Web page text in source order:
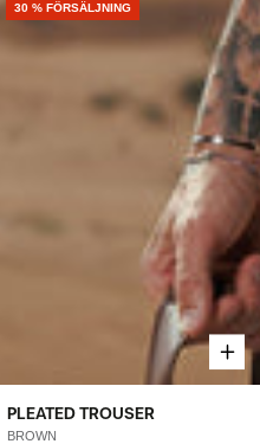
PLEATED TROUSER
BROWN
30 % FÖRSÄLJNING